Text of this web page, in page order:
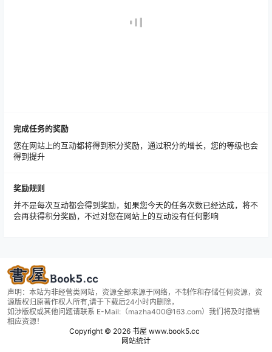
完成任务的奖励
您在网站上的互动都将得到积分奖励，通过积分的增长，您的等级也会
得到提升
奖励规则
并不是每次互动都会得到奖励，如果您今天的任务次数已经达成，将不
会再获得积分奖励，不过对您在网站上的互动没有任何影响
声明：本站为非经营类网站，资源全部来源于网络，不制作和存储任何资源，资
源版权归原著作权人所有,请于下载后24小时内删除，
如涉版权或其他问题请联系 E-Mail:（mazha400@163.com）我们将及时撤销
相应资源！
Copyright © 2026书屋 www.book5.cc
网站统计